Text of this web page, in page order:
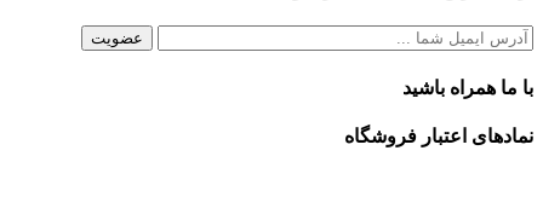
با ما همراه باشید
نمادهای اعتبار فروشگاه